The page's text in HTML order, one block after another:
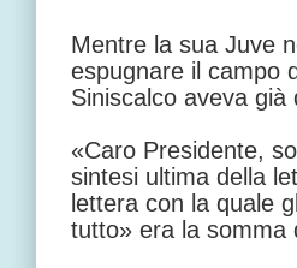
Mentre la sua Juve
espugnare il campo
Siniscalco aveva
«Caro Presidente,
sintesi ultima della
lettera con la quale
tutto» era la somma